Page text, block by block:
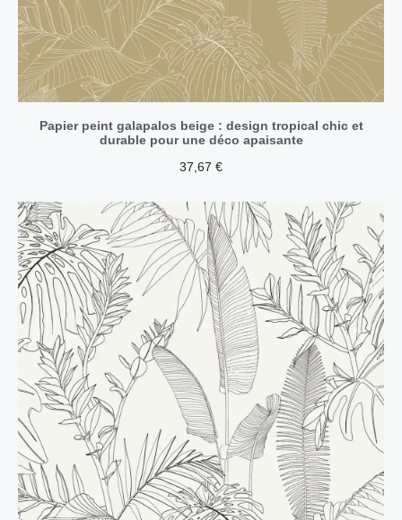
Papier peint galapalos beige : design tropical chic et
durable pour une déco apaisante
37,67 €